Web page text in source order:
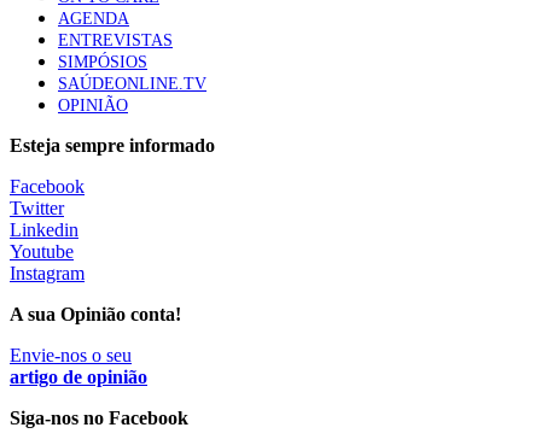
Trodelvy aprovado para primeira linha no cancro da
mama triplo negativo metastático em doentes não
elegíveis para inibidores PD-(L)1
61 visualizações
MAIS NOTÍCIAS
Quase 11.900 jovens recorreram aos cheques psicólogo e
nutricionista no primeiro mês
7 Ago, 2026
ULS de Coimbra estreia cirurgia endoscópica do ouvido com
apoio robótico em Portugal
7 Ago, 2026 0 Comments
AGENDA
ENTREVISTAS
SIMPÓSIOS
SAÚDEONLINE.TV
OPINIÃO
Esteja sempre informado
Facebook
Twitter
Linkedin
Youtube
Instagram
A sua Opinião conta!
Envie-nos o seu
artigo de opinião
Siga-nos no Facebook